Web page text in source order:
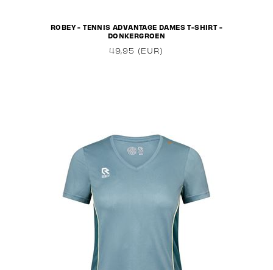
ROBEY - TENNIS ADVANTAGE DAMES T-SHIRT -
DONKERGROEN
49,95 (EUR)